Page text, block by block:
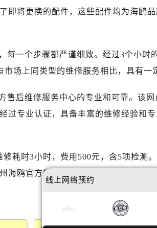
服务中心（品牌授权店）3层整层（需提
场（CCMALL）C座17层17-B（需提前
10层1015室（需提前预约）
厦7层G室（需提前预约）
中心C座12层1205室（需提前预约）
中心T1写字楼9层907室（需提前预约）
字楼16层1603室（需提前预约）
中心办公楼C座22层08室（需提前预约）
楼1224室（需提前预约）
大厦B座12楼03室（需提前预约）
即将更换的配件，这些配件均为海鸥
每一个步骤都严谨细致。经过3个小时
场上同类型的维修服务相比，具有一
售后维修服务中心的专业和可靠。该
过专业认证，具备丰富的维修经验和
耗时3小时，费用500元，含5项检测
海鸥官方售后维修服务中心，他们将
线上网络预约